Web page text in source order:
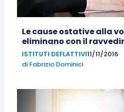
Le cause ostative alla
eliminano con il
ISTITUTI DEFLATTIVI11/11/2016
di Fabrizio Dominici